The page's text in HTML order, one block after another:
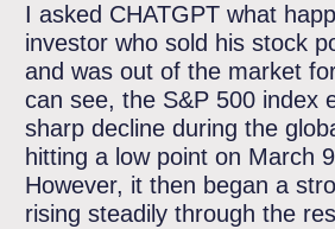
I asked CHATGPT what
investor who sold his stock
and was out of the market
can see, the S&P 500 index
sharp decline during the
hitting a low point on March
However, it then began a
rising steadily through the